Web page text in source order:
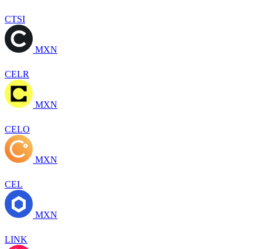
CTSI
MXN
CELR
MXN
CELO
MXN
CEL
MXN
LINK